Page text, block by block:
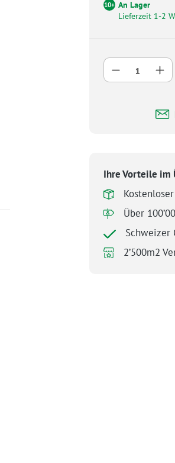
10+ An Lager
Lieferzeit 1-2
Produkt
Ihre Vorteile im
Über
Schweizer
2’500m2